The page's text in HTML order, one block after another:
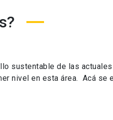
sustentable de las
nivel en esta área. Acá se